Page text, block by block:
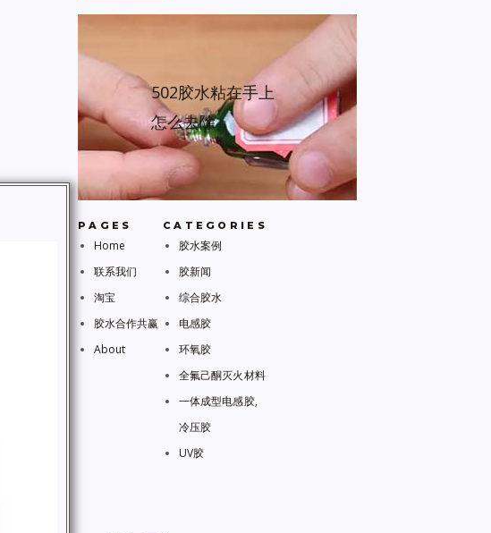
502胶水粘在手上
怎么去除
PAGES
Home
联系我们
淘宝
胶水合作共赢
About
CATEGORIES
胶水案例
胶新闻
综合胶水
电感胶
环氧胶
全氟己酮灭火材料
一体成型电感胶,
冷压胶
UV胶